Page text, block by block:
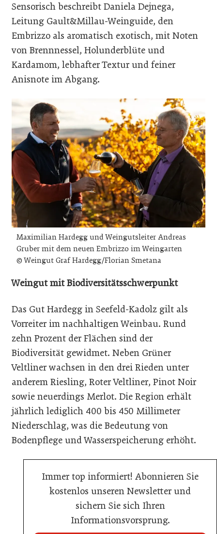
Sensorisch beschreibt Daniela Dejnega,
Leitung Gault&Millau-Weinguide, den
Embrizzo als aromatisch exotisch, mit Noten
von Brennnessel, Holunderblüte und
Kardamom, lebhafter Textur und feiner
Anisnote im Abgang.
Maximilian Hardegg und Weingutsleiter Andreas
Gruber mit dem neuen Embrizzo im Weingarten
© Weingut Graf Hardegg/Florian Smetana
Weingut mit Biodiversitätsschwerpunkt
Das Gut Hardegg in Seefeld-Kadolz gilt als
Vorreiter im nachhaltigen Weinbau. Rund
zehn Prozent der Flächen sind der
Biodiversität gewidmet. Neben Grüner
Veltliner wachsen in den drei Rieden unter
anderem Riesling, Roter Veltliner, Pinot Noir
sowie neuerdings Merlot. Die Region erhält
jährlich lediglich 400 bis 450 Millimeter
Niederschlag, was die Bedeutung von
Bodenpflege und Wasserspeicherung erhöht.
Immer top informiert! Abonnieren Sie
kostenlos unseren Newsletter und
sichern Sie sich Ihren
Informationsvorsprung.